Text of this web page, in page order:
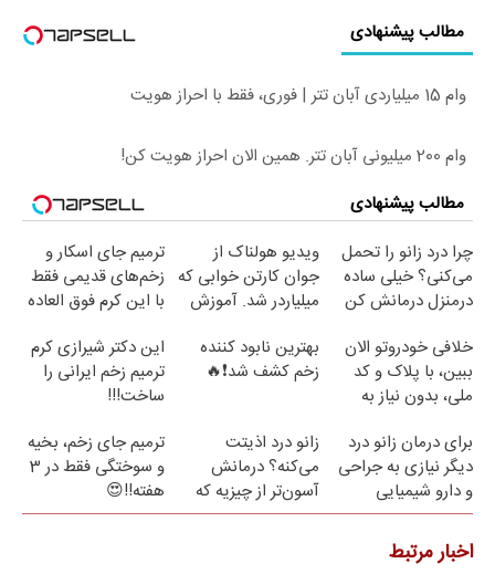
مطالب پیشنهادی
وام 15 میلیاردی آبان تتر | فوری، فقط با احراز هویت
وام 200 میلیونی آبان تتر. همین الان احراز هویت کن!
مطالب پیشنهادی
چرا درد زانو را تحمل
می‌کنی؟ خیلی ساده
درمنزل درمانش کن
ویدیو هولناک از
جوان کارتن خوابی که
میلیاردر شد. آموزش
ترمیم جای اسکار و
زخم‌های قدیمی فقط
با این کرم فوق العاده
خلافی خودروتو الان
ببین، با پلاک و کد
ملی، بدون نیاز به
بهترین نابود کننده
زخم کشف شد❗🔥
این دکتر شیرازی کرم
ترمیم زخم ایرانی را
ساخت!!!
برای درمان زانو درد
دیگر نیازی به جراحی
و دارو شیمیایی
نیست(پرسش‌نامه)
زانو درد اذیتت
می‌کنه؟ درمانش
آسون‌تر از چیزیه که
فکر
ترمیم جای زخم، بخیه
و سوختگی فقط در 3
هفته!!😍
اخبار مرتبط